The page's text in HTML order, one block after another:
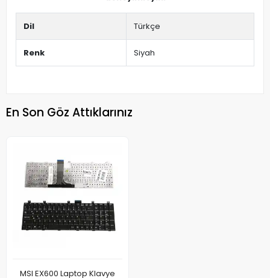
Dil Türkçe
Renk Siyah
En Son Göz Attıklarınız
MSI EX600 Laptop Klavye